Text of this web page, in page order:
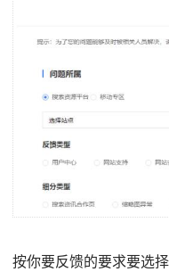
按你要反馈的要求要选